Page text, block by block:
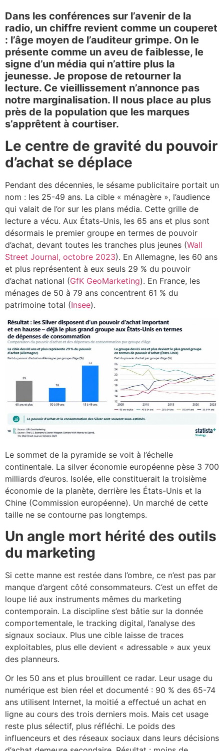
Dans les conférences sur l’avenir de la
radio, un chiffre revient comme un couperet
: l’âge moyen de l’auditeur grimpe. On le
présente comme un aveu de faiblesse, le
signe d’un média qui n’attire plus la
jeunesse. Je propose de retourner la
lecture. Ce vieillissement n’annonce pas
notre marginalisation. Il nous place au plus
près de la population que les marques
s’apprêtent à courtiser.
Le centre de gravité du pouvoir
d’achat se déplace
Pendant des décennies, le sésame publicitaire portait un
nom : les 25-49 ans. La cible « ménagère », l’audience
qui valait de l’or sur les plans média. Cette grille de
lecture a vécu. Aux États-Unis, les 65 ans et plus sont
désormais le premier groupe en termes de pouvoir
d’achat, devant toutes les tranches plus jeunes (Wall
Street Journal, octobre 2023). En Allemagne, les 60 ans
et plus représentent à eux seuls 29 % du pouvoir
d’achat national (GfK GeoMarketing). En France, les
ménages de 50 à 79 ans concentrent 61 % du
patrimoine total (Insee).
Le sommet de la pyramide se voit à l’échelle
continentale. La silver économie européenne pèse 3 700
milliards d’euros. Isolée, elle constituerait la troisième
économie de la planète, derrière les États-Unis et la
Chine (Commission européenne). Un marché de cette
taille ne se contourne pas longtemps.
Un angle mort hérité des outils
du marketing
Si cette manne est restée dans l’ombre, ce n’est pas par
manque d’argent côté consommateurs. C’est un effet de
loupe lié aux instruments mêmes du marketing
contemporain. La discipline s’est bâtie sur la donnée
comportementale, le tracking digital, l’analyse des
signaux sociaux. Plus une cible laisse de traces
exploitables, plus elle devient « adressable » aux yeux
des planneurs.
Or les 50 ans et plus brouillent ce radar. Leur usage du
numérique est bien réel et documenté : 90 % des 65-74
ans utilisent Internet, la moitié a effectué un achat en
ligne au cours des trois derniers mois. Mais cet usage
reste plus sélectif, plus réfléchi. Le poids des
influenceurs et des réseaux sociaux dans leurs décisions